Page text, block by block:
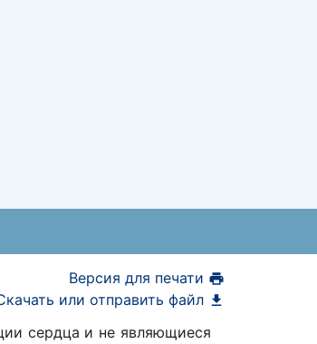
Версия для печати
или отправить файл
сердца и не являющиеся